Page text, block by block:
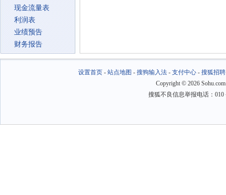
现金流量表
利润表
业绩预告
财务报告
设置首页- 站点地图 - 搜狗输入法- 支付中心- 搜狐招聘
Copyright © 2026
搜狐不良信息举报电话：010